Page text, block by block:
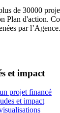
de 30000
Plan d'action.
par l’Agence.
et impact
projet financé
et impact